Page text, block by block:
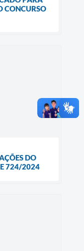
CONCURSO
DO
724/2024